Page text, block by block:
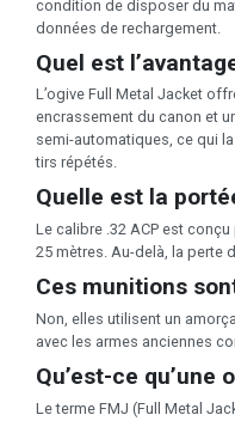
condition de disposer du
données de rechargement.
Quel est
L’ogive Full Metal Jacket
encrassement du canon et
semi-automatiques, ce qui
tirs répétés.
Quelle est la
Le calibre .32 ACP est
25 mètres. Au-delà, la perte
Ces munitions
Non, elles utilisent un
avec les armes anciennes
Qu’est-ce qu’une
Le terme FMJ (Full Metal